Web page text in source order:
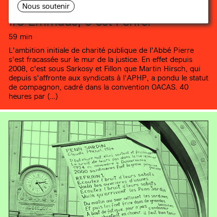
Nous soutenir
#8Emmaüs, c’est l’enfer
59 min
L'ambition initiale de charité publique de l'Abbé Pierre
s'est fracassée sur le mur de la justice. En effet depuis
2008, c'est sous Sarkosy et Fillon que Martin Hirsch, qui
depuis s'affronte aux syndicats à l'APHP, a pondu le statut
de compagnon, cadré dans la convention OACAS. 40
heures par (…)